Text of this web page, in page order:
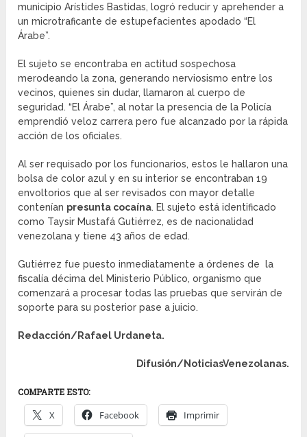
municipio Arístides Bastidas, logró reducir y aprehender a
un microtraficante de estupefacientes apodado “El
Árabe”.
El sujeto se encontraba en actitud sospechosa
merodeando la zona, generando nerviosismo entre los
vecinos, quienes sin dudar, llamaron al cuerpo de
seguridad. “El Árabe”, al notar la presencia de la Policía
emprendió veloz carrera pero fue alcanzado por la rápida
acción de los oficiales.
Al ser requisado por los funcionarios, estos le hallaron una
bolsa de color azul y en su interior se encontraban 19
envoltorios que al ser revisados con mayor detalle
contenían presunta cocaína. El sujeto está identificado
como Taysir Mustafá Gutiérrez, es de nacionalidad
venezolana y tiene 43 años de edad.
Gutiérrez fue puesto inmediatamente a órdenes de la
fiscalía décima del Ministerio Público, organismo que
comenzará a procesar todas las pruebas que servirán de
soporte para su posterior pase a juicio.
Redacción/Rafael Urdaneta.
Difusión/NoticiasVenezolanas.
COMPARTE ESTO:
X Facebook Imprimir